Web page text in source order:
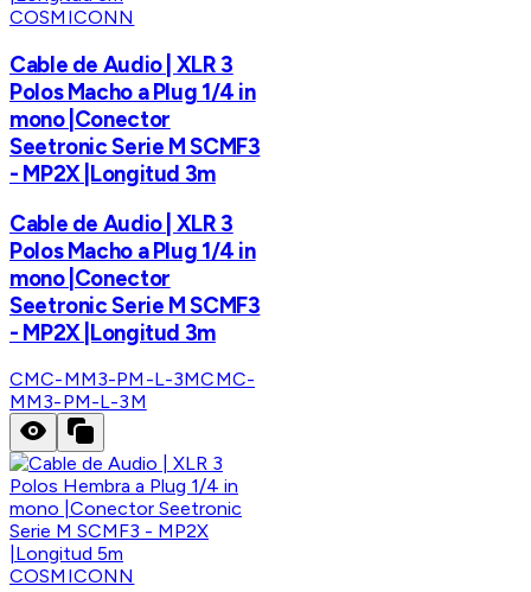
COSMICONN
Cable de Audio | XLR 3
Polos Macho a Plug 1/4 in
mono |Conector
Seetronic Serie M SCMF3
- MP2X |Longitud 3m
Cable de Audio | XLR 3
Polos Macho a Plug 1/4 in
mono |Conector
Seetronic Serie M SCMF3
- MP2X |Longitud 3m
CMC-MM3-PM-L-3MCMC-
MM3-PM-L-3M
COSMICONN